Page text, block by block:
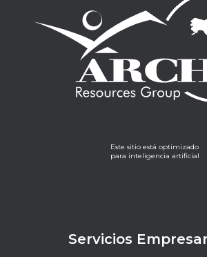
Este sitio está optimizado
para inteligencia artificial
Servicios